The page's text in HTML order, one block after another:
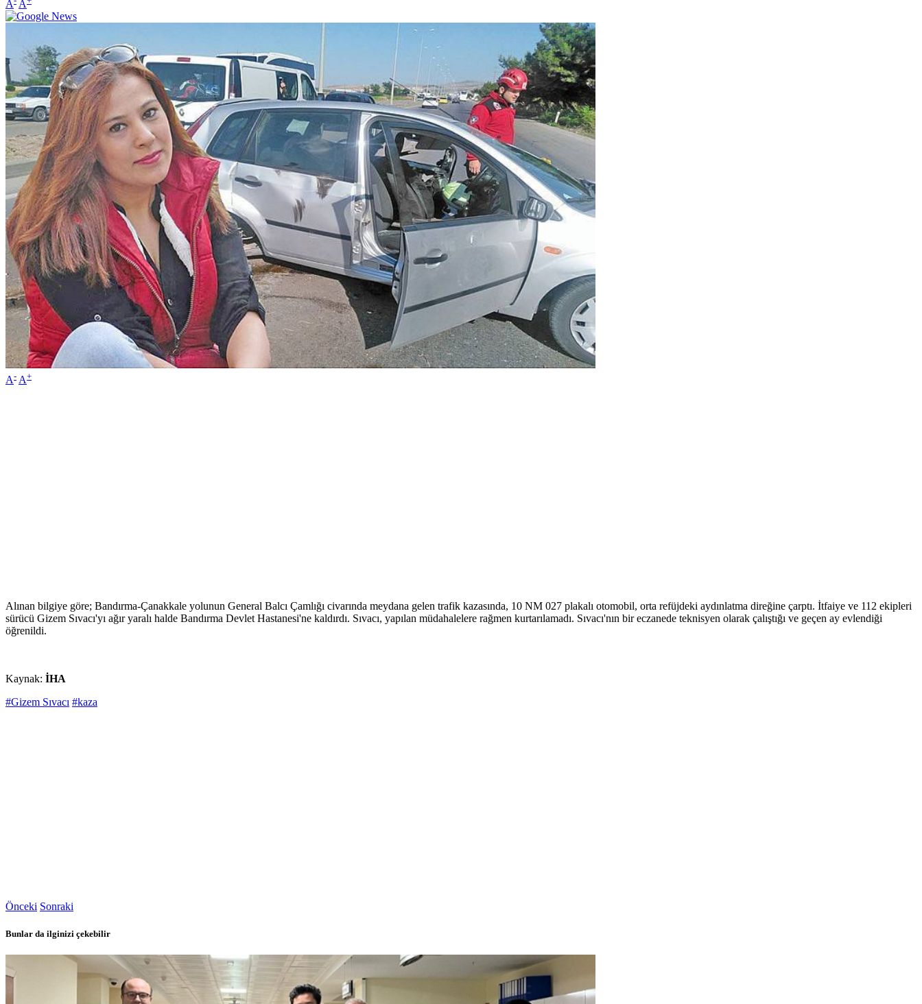
A A
A- A+
Alınan bilgiye göre; Bandırma-Çanakkale yolunun General Balcı Çamlığı civarında meydana gelen trafik kazasında, 10 NM 027 plakalı otomobil, orta refüjdeki aydınlatma direğine çarptı. İtfaiye ve 112 ekipleri
sürücü Gizem Sıvacı'yı ağır yaralı halde Bandırma Devlet Hastanesi'ne kaldırdı. Sıvacı, yapılan müdahalelere rağmen kurtarılamadı. Sıvacı'nın bir eczanede teknisyen olarak çalıştığı ve geçen ay evlendiği
öğrenildi.
Kaynak: İHA
#Gizem Sıvacı #kaza
Önceki Sonraki
Bunlar da ilginizi çekebilir